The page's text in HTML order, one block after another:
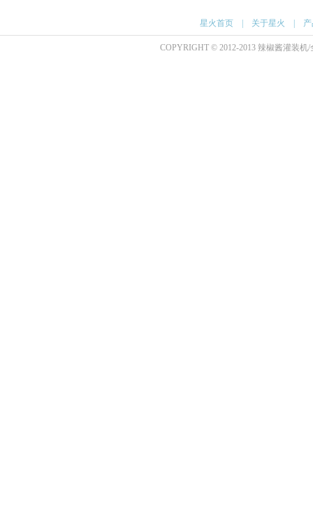
星火首页 关于星火
COPYRIGHT © 2012-2013 辣椒酱灌装